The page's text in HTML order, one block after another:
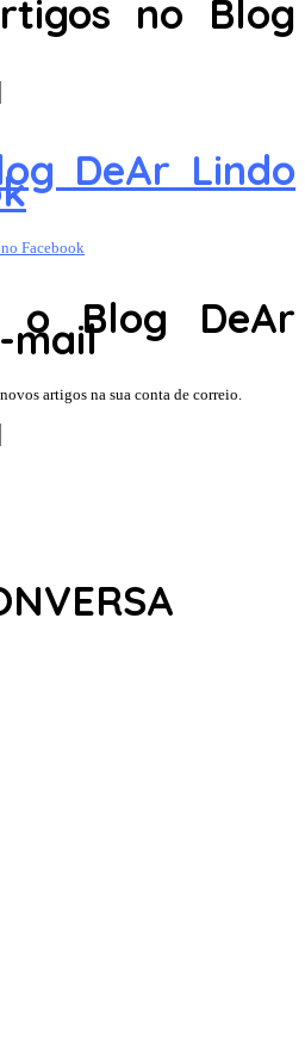
no Blog
DeAr Lindo
Facebook
o Blog DeAr
mail
artigos na sua conta de correio.